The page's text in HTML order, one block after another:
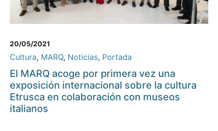
20/05/2021
Cultura, MARQ, Noticias, Portada
El MARQ acoge por primera vez una
exposición internacional sobre la cultura
Etrusca en colaboración con museos
italianos